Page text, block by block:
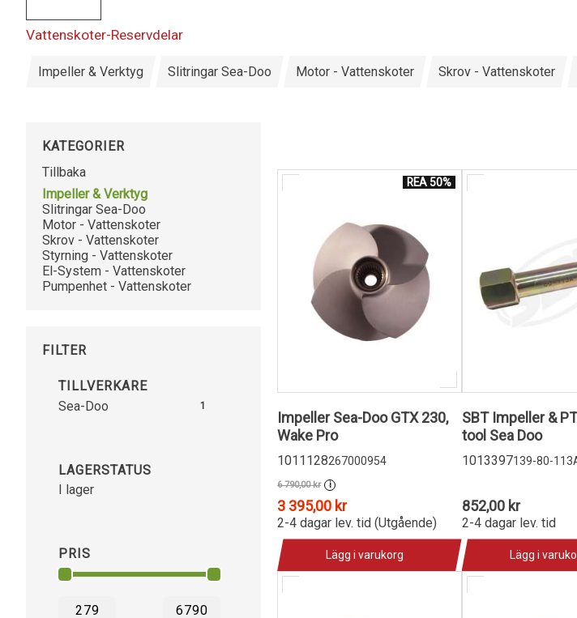
Vattenskoter-Reservdelar
Impeller & Verktyg Slitringar Sea-Doo Motor - Vattenskoter Skrov - Vattenskoter
KATEGORIER
Tillbaka
Impeller & Verktyg
Slitringar Sea-Doo
Motor - Vattenskoter
Skrov - Vattenskoter
Styrning - Vattenskoter
El-System - Vattenskoter
Pumpenhet - Vattenskoter
FILTER
TILLVERKARE
Sea-Doo
1
LAGERSTATUS
I lager
PRIS
REA 50%
Impeller Sea-Doo GTX 230,
Wake Pro
1011128267000954
6 790,00 kr i
3 395,00 kr
2-4 dagar lev. tid (Utgående)
Lägg i varukorg
SBT Impeller &
tool Sea Doo
1013397139-80-
852,00 kr
2-4 dagar lev. tid
Lägg i